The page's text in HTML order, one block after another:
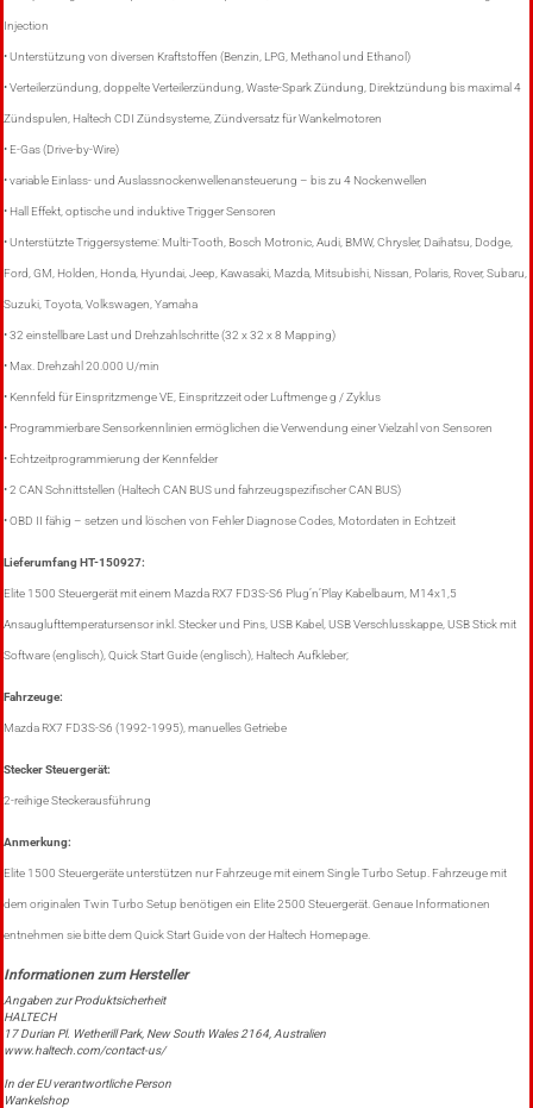
Injection
• Unterstützung von diversen Kraftstoffen (Benzin, LPG, Methanol und Ethanol)
• Verteilerzündung, doppelte Verteilerzündung, Waste-Spark Zündung, Direktzündung bis maximal 4
Zündspulen, Haltech CDI Zündsysteme, Zündversatz für Wankelmotoren
• E-Gas (Drive-by-Wire)
• variable Einlass- und Auslassnockenwellenansteuerung – bis zu 4 Nockenwellen
• Hall Effekt, optische und induktive Trigger Sensoren
• Unterstützte Triggersysteme: Multi-Tooth, Bosch Motronic, Audi, BMW, Chrysler, Daihatsu, Dodge,
Ford, GM, Holden, Honda, Hyundai, Jeep, Kawasaki, Mazda, Mitsubishi, Nissan, Polaris, Rover, Subaru,
Suzuki, Toyota, Volkswagen, Yamaha
• 32 einstellbare Last und Drehzahlschritte (32 x 32 x 8 Mapping)
• Max. Drehzahl 20.000 U/min
• Kennfeld für Einspritzmenge VE, Einspritzzeit oder Luftmenge g / Zyklus
• Programmierbare Sensorkennlinien ermöglichen die Verwendung einer Vielzahl von Sensoren
• Echtzeitprogrammierung der Kennfelder
• 2 CAN Schnittstellen (Haltech CAN BUS und fahrzeugspezifischer CAN BUS)
• OBD II fähig – setzen und löschen von Fehler Diagnose Codes, Motordaten in Echtzeit
Lieferumfang HT-150927:
Elite 1500 Steuergerät mit einem Mazda RX7 FD3S-S6 Plug’n’Play Kabelbaum, M14x1,5
Ansauglufttemperatursensor inkl. Stecker und Pins, USB Kabel, USB Verschlusskappe, USB Stick mit
Software (englisch), Quick Start Guide (englisch), Haltech Aufkleber;
Fahrzeuge:
Mazda RX7 FD3S-S6 (1992-1995), manuelles Getriebe
Stecker Steuergerät:
2-reihige Steckerausführung
Anmerkung:
Elite 1500 Steuergeräte unterstützen nur Fahrzeuge mit einem Single Turbo Setup. Fahrzeuge mit
dem originalen Twin Turbo Setup benötigen ein Elite 2500 Steuergerät. Genaue Informationen
entnehmen sie bitte dem Quick Start Guide von der Haltech Homepage.
Angaben zur Produktsicherheit
HALTECH
17 Durian Pl. Wetherill Park, New South Wales 2164, Australien
www.haltech.com/contact-us/
In der EU verantwortliche Person
Wankelshop